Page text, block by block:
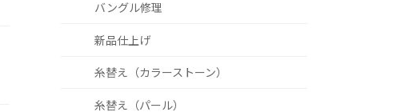
バングル修理
新品仕上げ
糸替え（カラーストーン）
糸替え（パール）